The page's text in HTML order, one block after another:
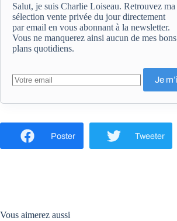
Salut, je suis Charlie Loiseau. Retrouvez ma
sélection vente privée du jour directement
par email en vous abonnant à la newsletter.
Vous ne manquerez ainsi aucun de mes bons
plans quotidiens.
Poster Tweeter
Vous aimerez aussi